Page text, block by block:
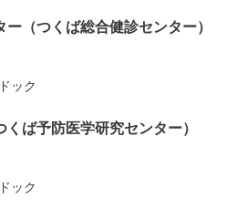
（つくば総合健診センター）
ック
ば予防医学研究センター）
ック